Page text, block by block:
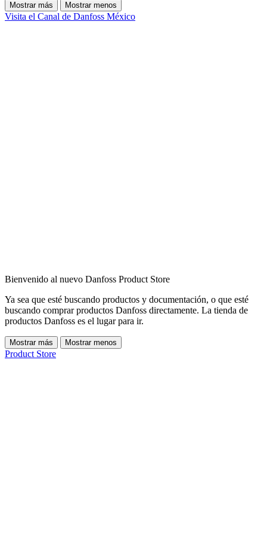
Mostrar más Mostrar menos
Visita el Canal de Danfoss México
Bienvenido al nuevo Danfoss Product Store
Ya sea que esté buscando productos y documentación, o que esté
buscando comprar productos Danfoss directamente. La tienda de
productos Danfoss es el lugar para ir.
Mostrar más Mostrar menos
Product Store